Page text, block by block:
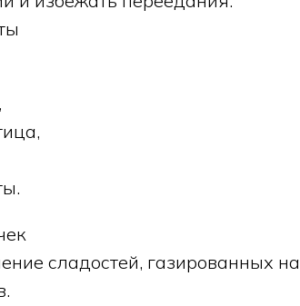
сладостей, газированных